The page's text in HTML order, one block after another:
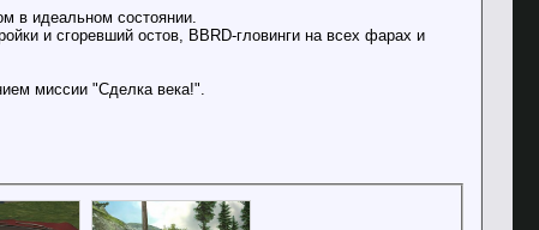
в идеальном состоянии.
и сгоревший остов, BBRD-гловинги на всех фарах и
миссии "Сделка века!".